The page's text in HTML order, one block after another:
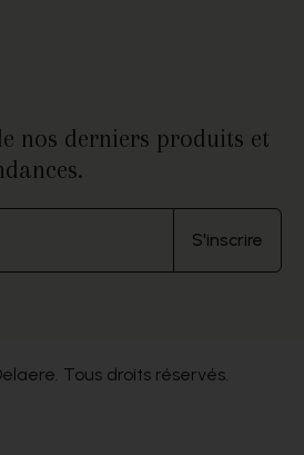
nos derniers produits et
S'inscrire
Tous droits réservés.